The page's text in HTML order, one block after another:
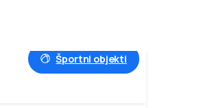
Športni objekti